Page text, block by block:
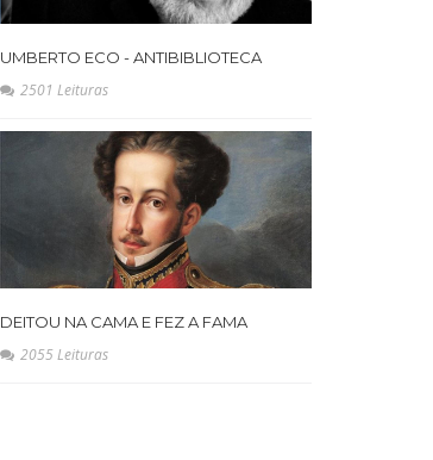
UMBERTO ECO - ANTIBIBLIOTECA
2501 Leituras
DEITOU NA CAMA E FEZ A FAMA
2055 Leituras